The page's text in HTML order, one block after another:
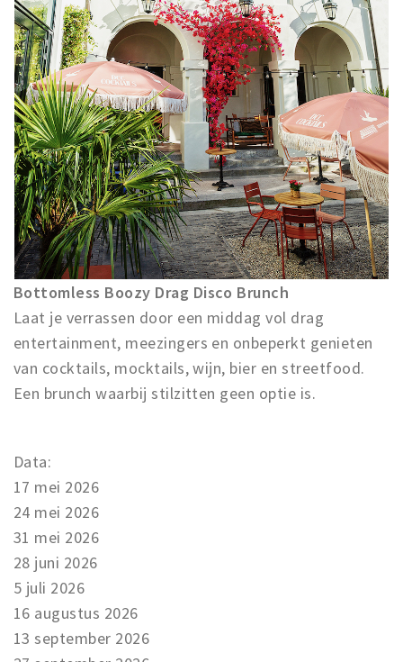
Eten
Drinken
Slapen
Recreatief
Winkels
Winkelgebieden
Deals
Parkeren
Inloggen
Bottomless Boozy Drag Disco Brunch
Laat je verrassen door een middag vol drag
entertainment, meezingers en onbeperkt genieten
van cocktails, mocktails, wijn, bier en streetfood.
Een brunch waarbij stilzitten geen optie is.
Data:
17 mei 2026
24 mei 2026
31 mei 2026
28 juni 2026
5 juli 2026
16 augustus 2026
13 september 2026